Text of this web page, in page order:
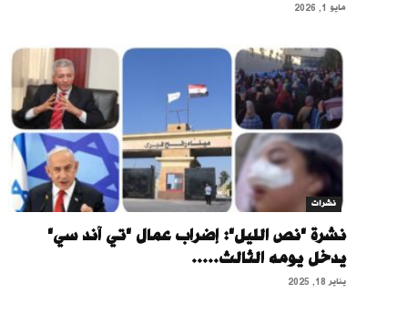
مايو 1, 2026
نشرات
نشرة "نص الليل": إضراب عمال "تي آند سي"
يدخل يومه الثالث.....
يناير 18, 2025